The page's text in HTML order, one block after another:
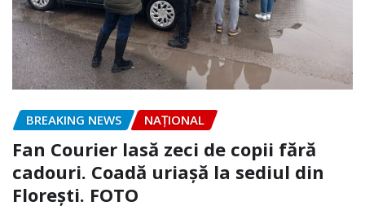
BREAKING NEWS NAŢIONAL
Fan Courier lasă zeci de copii fără
cadouri. Coadă uriașă la sediul din
Florești. FOTO